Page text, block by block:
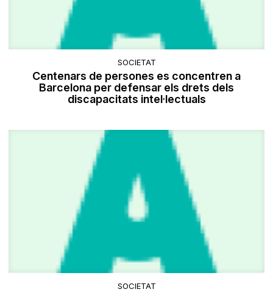
SOCIETAT
Centenars de persones es concentren a
Barcelona per defensar els drets dels
discapacitats intel·lectuals
SOCIETAT